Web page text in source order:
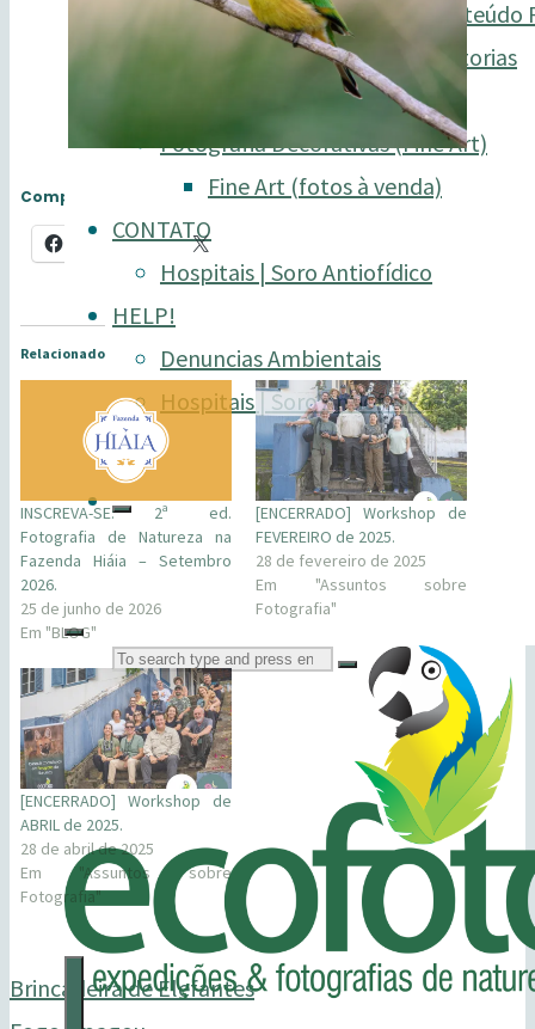
Fotografias & Audiovisual (conteúdo
Cursos de Fotografia & Consultorias
Expedições & BirdWatching
Fotografia Decorativas (Fine Art)
Fine Art (fotos à venda)
CONTATO
Hospitais | Soro Antiofídico
HELP!
Denuncias Ambientais
Hospitais | Soro Antiofídico
Search
for:
ECOFOTO
Cursos,
Consultorias
&
Workshops
Compartilhe isso:
Facebook
Relacionado
INSCREVA-SE: 2ª ed.
Fotografia de Natureza na
Fazenda Hiáia – Setembro
2026.
25 de junho de 2026
Em "BLOG"
[ENCERRADO] Workshop de
FEVEREIRO de 2025.
28 de fevereiro de 2025
Em "Assuntos sobre
Fotografia"
[ENCERRADO] Workshop de
ABRIL de 2025.
28 de abril de 2025
Em "Assuntos sobre
Fotografia"
Brincadeira de Elefantes